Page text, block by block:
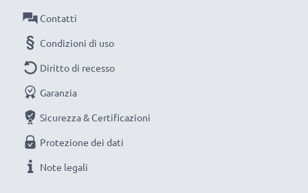
Contatti
Condizioni di uso
Diritto di recesso
Garanzia
Sicurezza & Certificazioni
Protezione dei dati
Note legali